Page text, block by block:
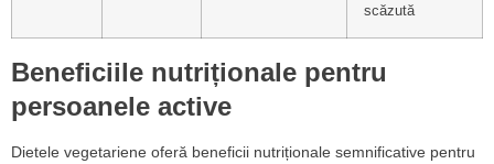
scăzută
Beneficiile nutriționale pentru
persoanele active
Dietele vegetariene oferă beneficii nutriționale semnificative pentru